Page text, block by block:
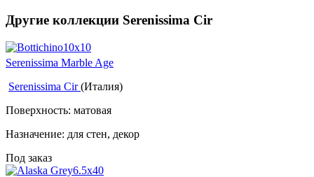
Другие коллекции Serenissima Cir
Serenissima Marble Age
Serenissima Cir(Италия)
Поверхность: матовая
Назначение: для стен, декор
Под заказ